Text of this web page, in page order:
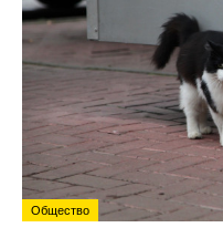
Общество